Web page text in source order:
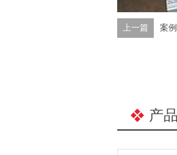
上一篇 案例
产